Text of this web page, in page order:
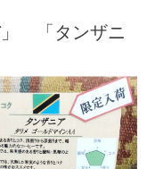
「タンザニ